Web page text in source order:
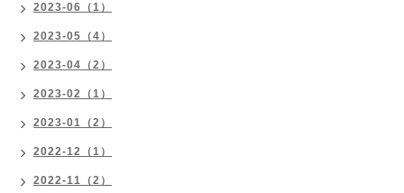
2023-06（1）
2023-05（4）
2023-04（2）
2023-02（1）
2023-01（2）
2022-12（1）
2022-11（2）